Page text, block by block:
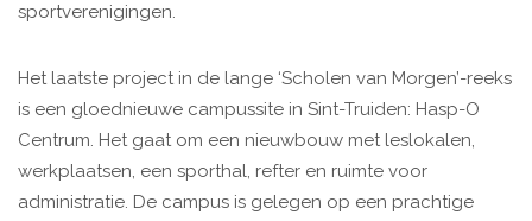
sportverenigingen.
Het laatste project in de lange ‘Scholen van Morgen’-reeks
is een gloednieuwe campussite in Sint-Truiden: Hasp-O
Centrum. Het gaat om een nieuwbouw met leslokalen,
werkplaatsen, een sporthal, refter en ruimte voor
administratie. De campus is gelegen op een prachtige